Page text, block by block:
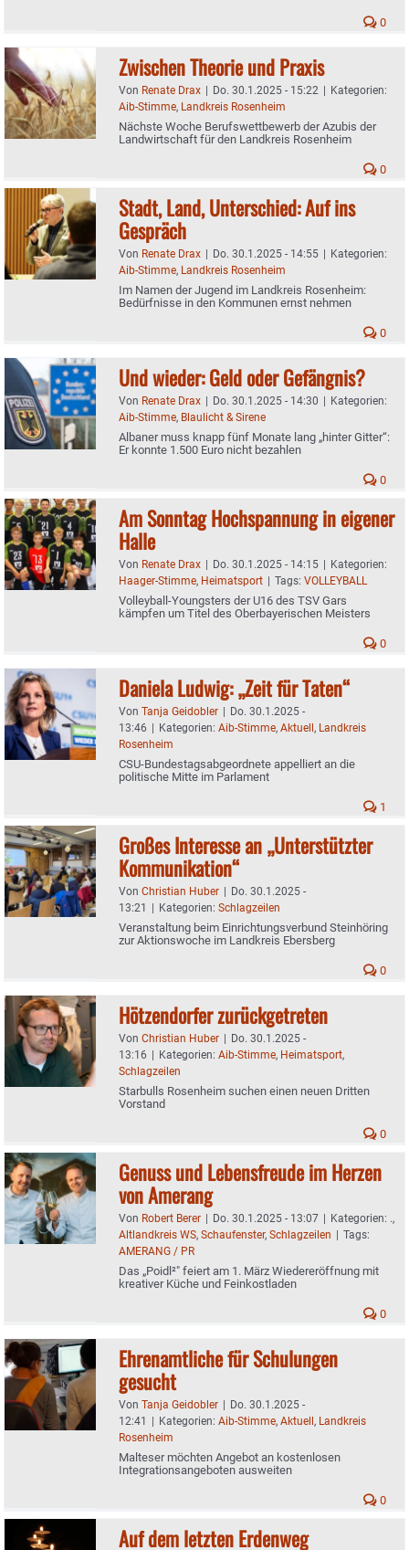
0
Zwischen Theorie und Praxis
Von Renate Drax | Do. 30.1.2025 - 15:22 | Kategorien:
Aib-Stimme, Landkreis Rosenheim
Nächste Woche Berufswettbewerb der Azubis der
Landwirtschaft für den Landkreis Rosenheim
0
Stadt, Land, Unterschied: Auf ins
Gespräch
Von Renate Drax | Do. 30.1.2025 - 14:55 | Kategorien:
Aib-Stimme, Landkreis Rosenheim
Im Namen der Jugend im Landkreis Rosenheim:
Bedürfnisse in den Kommunen ernst nehmen
0
Und wieder: Geld oder Gefängnis?
Von Renate Drax | Do. 30.1.2025 - 14:30 | Kategorien:
Aib-Stimme, Blaulicht & Sirene
Albaner muss knapp fünf Monate lang „hinter Gitter“:
Er konnte 1.500 Euro nicht bezahlen
0
Am Sonntag Hochspannung in eigener
Halle
Von Renate Drax | Do. 30.1.2025 - 14:15 | Kategorien:
Haager-Stimme, Heimatsport | Tags: VOLLEYBALL
Volleyball-Youngsters der U16 des TSV Gars
kämpfen um Titel des Oberbayerischen Meisters
0
Daniela Ludwig: „Zeit für Taten“
Von Tanja Geidobler | Do. 30.1.2025 -
13:46 | Kategorien: Aib-Stimme, Aktuell, Landkreis
Rosenheim
CSU-Bundestagsabgeordnete appelliert an die
politische Mitte im Parlament
1
Großes Interesse an „Unterstützter
Kommunikation“
Von Christian Huber | Do. 30.1.2025 -
13:21 | Kategorien: Schlagzeilen
Veranstaltung beim Einrichtungsverbund Steinhöring
zur Aktionswoche im Landkreis Ebersberg
0
Hötzendorfer zurückgetreten
Von Christian Huber | Do. 30.1.2025 -
13:16 | Kategorien: Aib-Stimme, Heimatsport,
Schlagzeilen
Starbulls Rosenheim suchen einen neuen Dritten
Vorstand
0
Genuss und Lebensfreude im Herzen
von Amerang
Von Robert Berer | Do. 30.1.2025 - 13:07 | Kategorien: .,
Altlandkreis WS, Schaufenster, Schlagzeilen | Tags:
AMERANG / PR
Das „Poidl²" feiert am 1. März Wiedereröffnung mit
kreativer Küche und Feinkostladen
0
Ehrenamtliche für Schulungen
gesucht
Von Tanja Geidobler | Do. 30.1.2025 -
12:41 | Kategorien: Aib-Stimme, Aktuell, Landkreis
Rosenheim
Malteser möchten Angebot an kostenlosen
Integrationsangeboten ausweiten
0
Auf dem letzten Erdenweg